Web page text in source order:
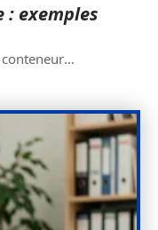
: exemples
…